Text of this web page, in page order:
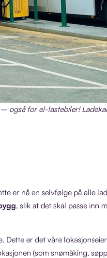
også for el-lastebiler!
er nå en selvfølge på alle
, slik at det skal passe inn
Dette er det våre
(som snømåking,